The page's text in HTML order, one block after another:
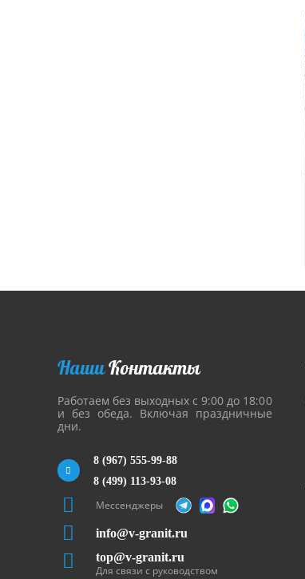
НашиКонтакты
Работаем без выходных с 9:00 до 18:00
и без обеда. Включая праздничные
дни.
8 (967) 555-99-88
8 (499) 113-93-08
Мессенджеры
info@v-granit.ru
top@v-granit.ru
Для связи с руководством